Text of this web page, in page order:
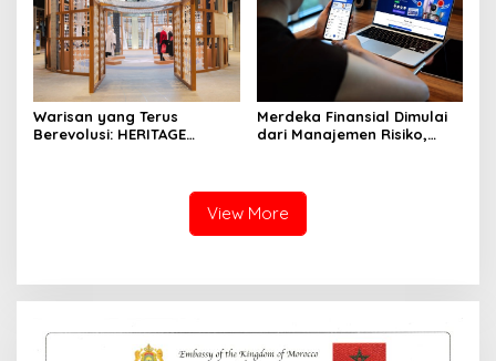
Warisan yang Terus
Berevolusi: HERITAGE
Merdeka Finansial Dimulai
dari Manajemen Risiko,
View More